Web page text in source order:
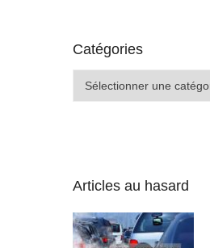
Catégories
Articles au hasard